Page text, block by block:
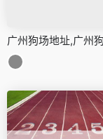
广州狗场地址,广州